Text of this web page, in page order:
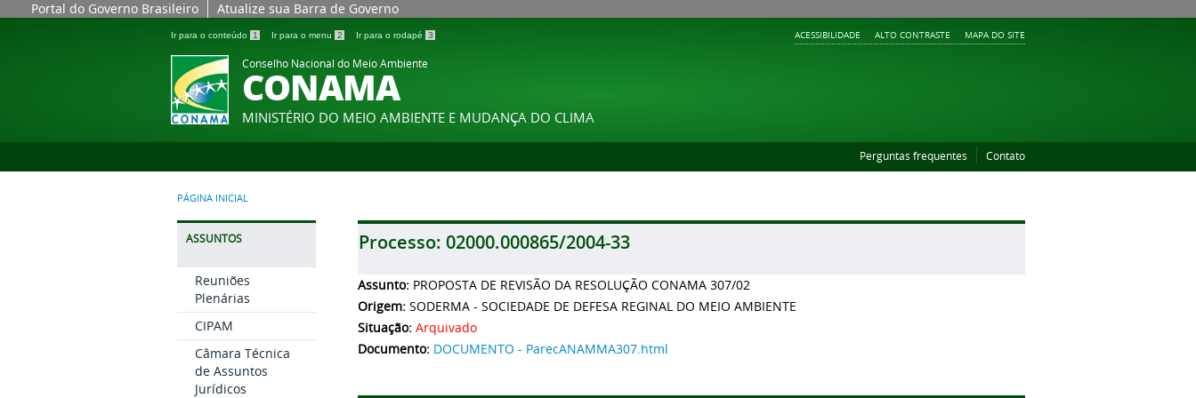
Portal do Governo Brasileiro Atualize sua Barra de Governo
Ir para o conteúdo 1 Ir para o menu 2 Ir para o rodapé 3 ACESSIBILIDADE ALTO CONTRASTE MAPA DO SITE
Conselho Nacional do Meio Ambiente
CONAMA
MINISTÉRIO DO MEIO AMBIENTE E MUDANÇA DO CLIMA
Perguntas frequentes Contato
PÁGINA INICIAL
ASSUNTOS
Reuniões
Plenárias
CIPAM
Câmara Técnica
de Assuntos
Jurídicos
Processo: 02000.000865/2004-33
Assunto: PROPOSTA DE REVISÃO DA RESOLUÇÃO CONAMA 307/02
Origem: SODERMA - SOCIEDADE DE DEFESA REGINAL DO MEIO AMBIENTE
Situação: Arquivado
Documento: DOCUMENTO - ParecANAMMA307.html